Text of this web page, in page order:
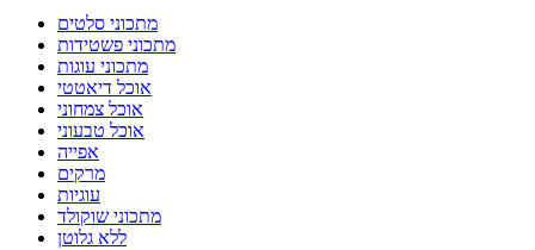
מתכוני סלטים
מתכוני פשטידות
מתכוני עוגות
אוכל דיאטטי
אוכל צמחוני
אוכל טבעוני
אפייה
מרקים
עוגיות
מתכוני שוקולד
ללא גלוטן